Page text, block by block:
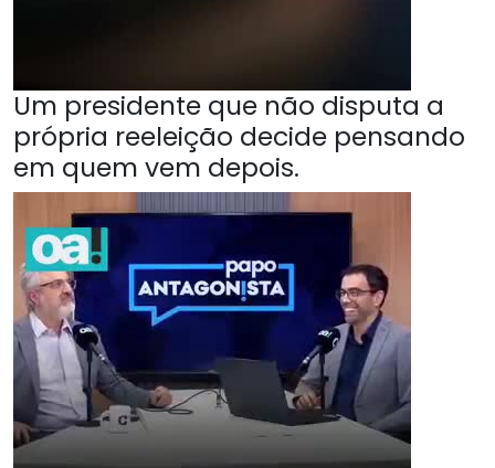
Um presidente que não disputa a
própria reeleição decide pensando
em quem vem depois.